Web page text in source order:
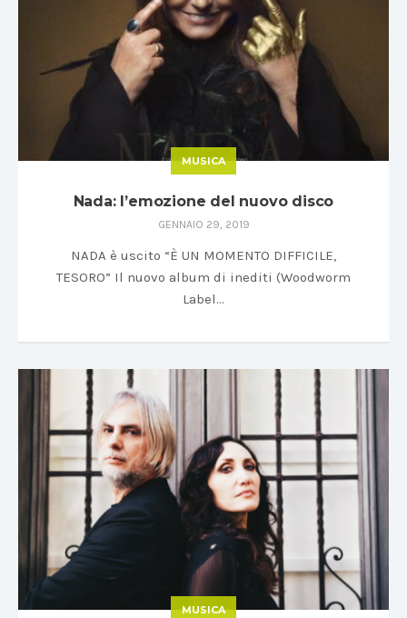
MUSICA
Nada: l’emozione del nuovo disco
GENNAIO 29, 2019
NADA è uscito “È UN MOMENTO DIFFICILE,
TESORO” Il nuovo album di inediti (Woodworm
Label…
MUSICA